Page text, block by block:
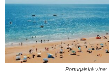
Portugalská vína: